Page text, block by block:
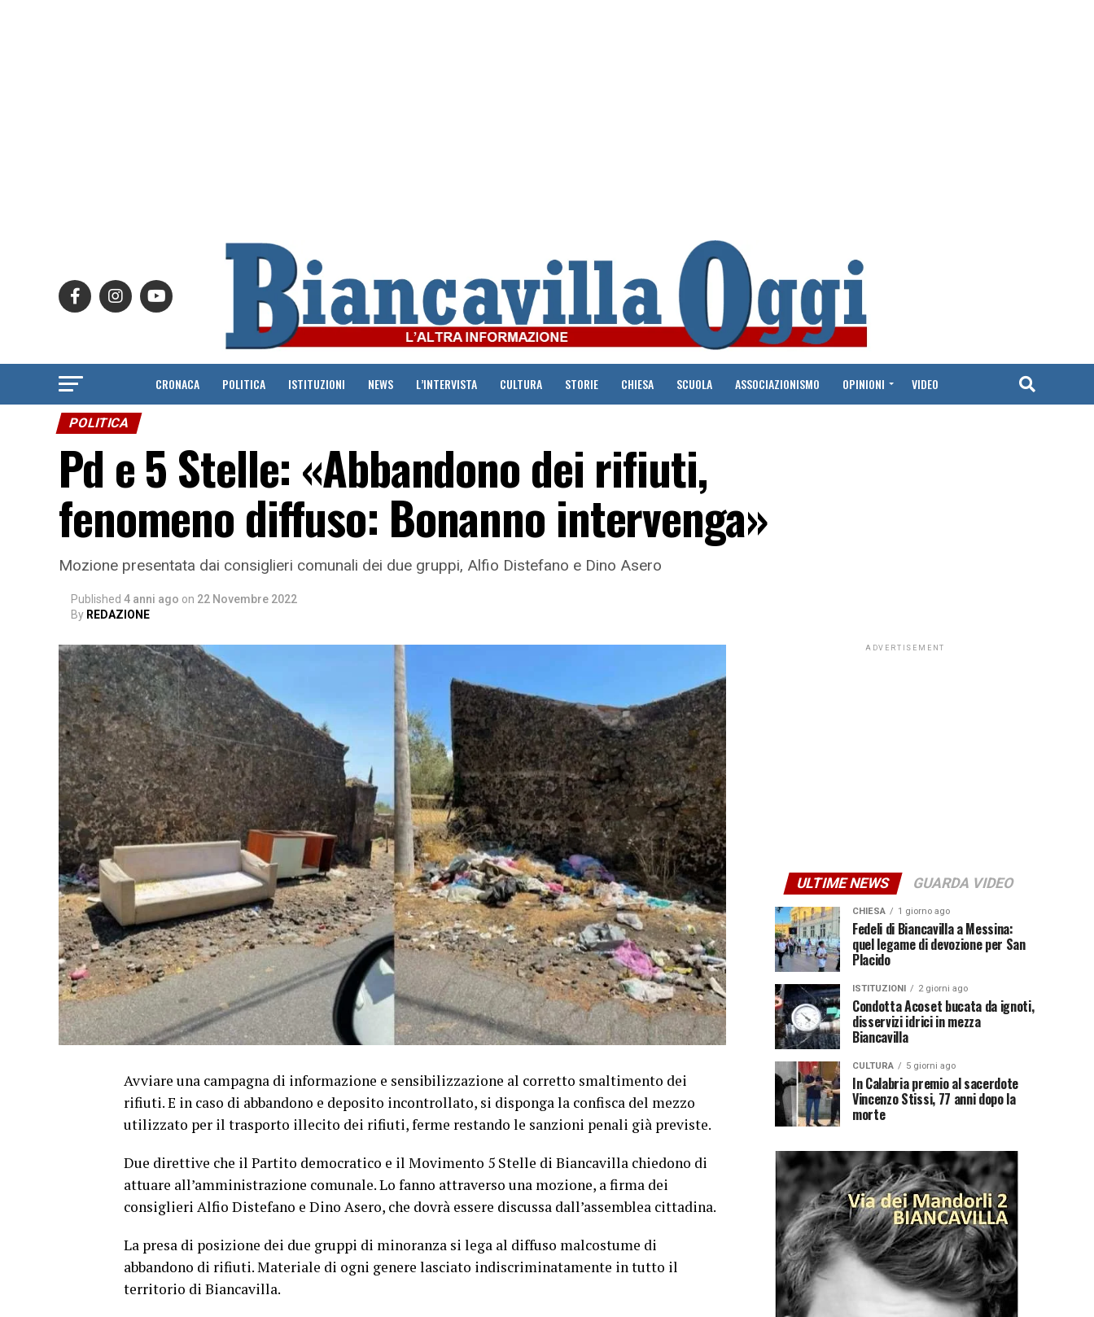
CRONACA POLITICA ISTITUZIONI NEWS L’INTERVISTA CULTURA STORIE CHIESA SCUOLA ASSOCIAZIONISMO OPINIONI VIDEO
POLITICA
Pd e 5 Stelle: «Abbandono dei rifiuti,
fenomeno diffuso: Bonanno intervenga»
Mozione presentata dai consiglieri comunali dei due gruppi, Alfio Distefano e Dino Asero
Published 4 anni ago on 22 Novembre 2022
By REDAZIONE
Avviare una campagna di informazione e sensibilizzazione al corretto smaltimento dei
rifiuti. E in caso di abbandono e deposito incontrollato, si disponga la confisca del mezzo
utilizzato per il trasporto illecito dei rifiuti, ferme restando le sanzioni penali già previste.
Due direttive che il Partito democratico e il Movimento 5 Stelle di Biancavilla chiedono di
attuare all’amministrazione comunale. Lo fanno attraverso una mozione, a firma dei
consiglieri Alfio Distefano e Dino Asero, che dovrà essere discussa dall’assemblea cittadina.
La presa di posizione dei due gruppi di minoranza si lega al diffuso malcostume di
abbandono di rifiuti. Materiale di ogni genere lasciato indiscriminatamente in tutto il
territorio di Biancavilla.
ADVERTISEMENT
ULTIME NEWS GUARDA VIDEO
CHIESA 1 giorno ago
Fedeli di Biancavilla a Messina:
quel legame di devozione per San
Placido
ISTITUZIONI 2 giorni ago
Condotta Acoset bucata da ignoti,
disservizi idrici in mezza
Biancavilla
CULTURA 5 giorni ago
In Calabria premio al sacerdote
Vincenzo Stissi, 77 anni dopo la
morte